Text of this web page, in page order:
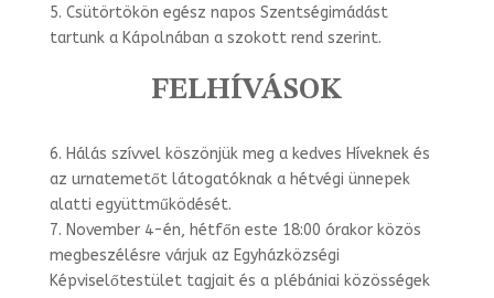
5. Csütörtökön egész napos Szentségimádást
tartunk a Kápolnában a szokott rend szerint.
FELHÍVÁSOK
6. Hálás szívvel köszönjük meg a kedves Híveknek és
az urnatemetőt látogatóknak a hétvégi ünnepek
alatti együttműködését.
7. November 4-én, hétfőn este 18:00 órakor közös
megbeszélésre várjuk az Egyházközségi
Képviselőtestület tagjait és a plébániai közösségek